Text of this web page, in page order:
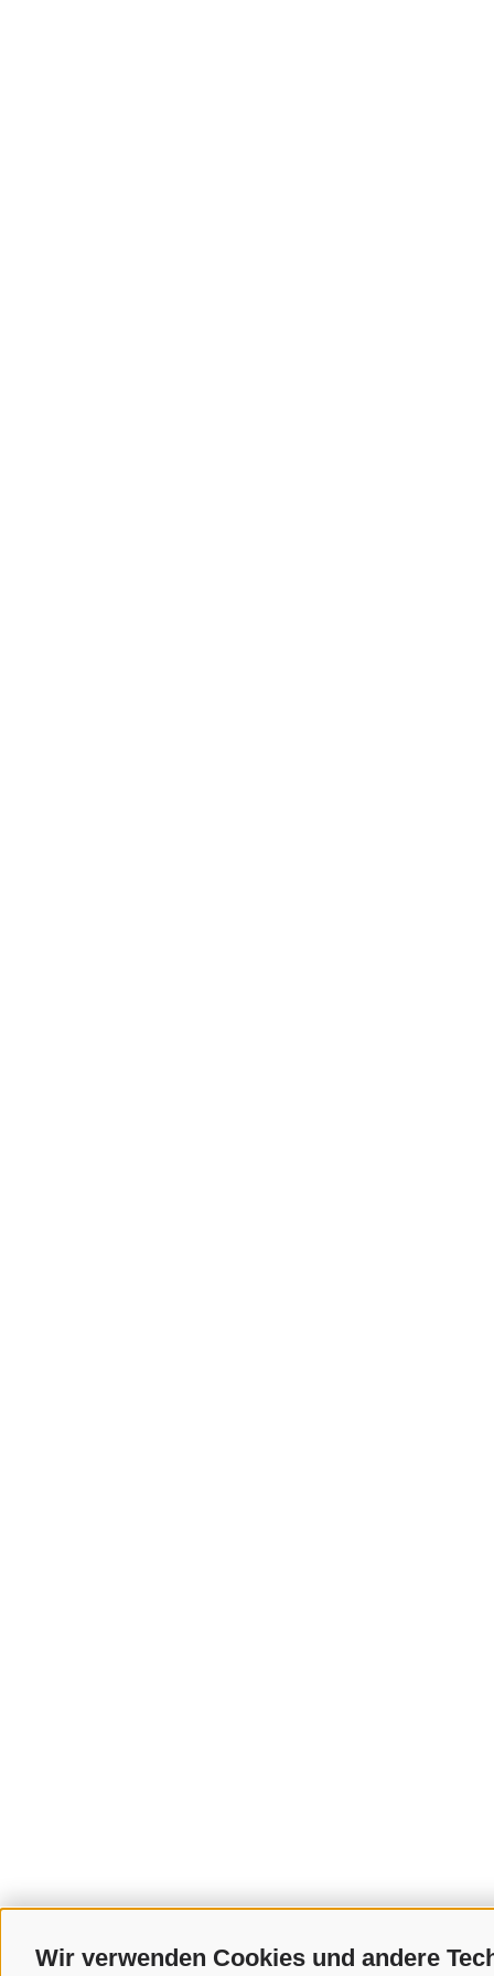
Wir verwenden Cookies und andere